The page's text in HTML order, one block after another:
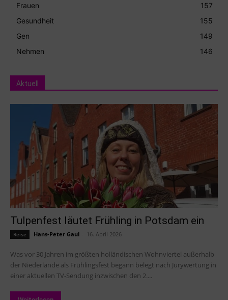
Frauen
157
Gesundheit
155
Gen
149
Nehmen
146
Aktuell
Tulpenfest läutet Frühling in Potsdam ein
Reise Hans-Peter Gaul 16. April 2026
Was vor 30 Jahren im größten holländischen Wohnviertel außerhalb
der Niederlande als Frühlingsfest begann belegt nach Jurywertung in
einer aktuellen TV-Sendung inzwischen den 2....